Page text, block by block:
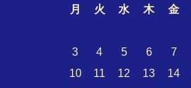
月
火 水 木 金
3
4 5 6 7
10
11 12 13 14